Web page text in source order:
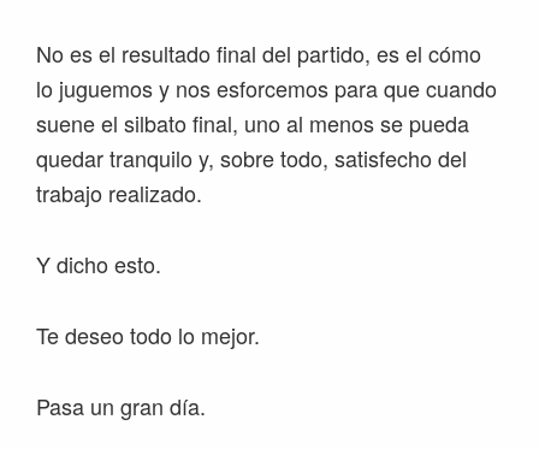
No es el resultado final del partido, es el cómo
lo juguemos y nos esforcemos para que cuando
suene el silbato final, uno al menos se pueda
quedar tranquilo y, sobre todo, satisfecho del
trabajo realizado.
Y dicho esto.
Te deseo todo lo mejor.
Pasa un gran día.